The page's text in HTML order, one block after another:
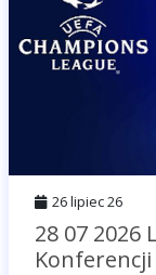
26 lipiec 26
28 07 2026
Konferencji